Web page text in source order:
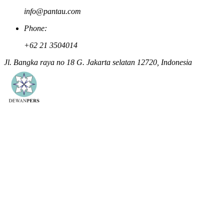
info@pantau.com
Phone:
+62 21 3504014
Jl. Bangka raya no 18 G. Jakarta selatan 12720, Indonesia